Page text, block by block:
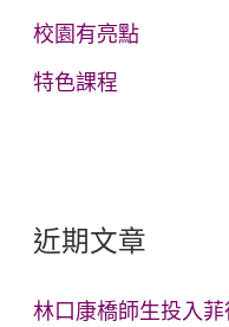
校園有亮點
特色課程
近期文章
林口康橋師生投入